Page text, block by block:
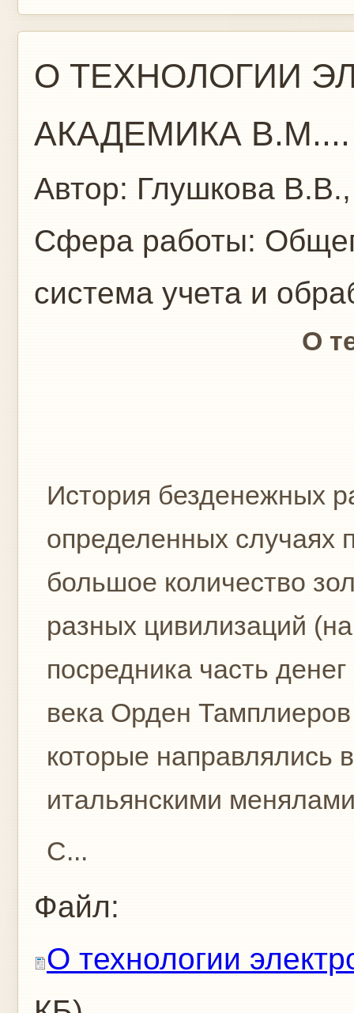
О ТЕХНОЛОГИИ
АКАДЕМИКА В.М....
Автор: Глушкова
Сфера работы:
система учета и
О
История безденежных
определенных случаях
большое количество
разных цивилизаций
посредника часть
века Орден
которые направлялись
итальянскими
С...
Файл:
О технологии